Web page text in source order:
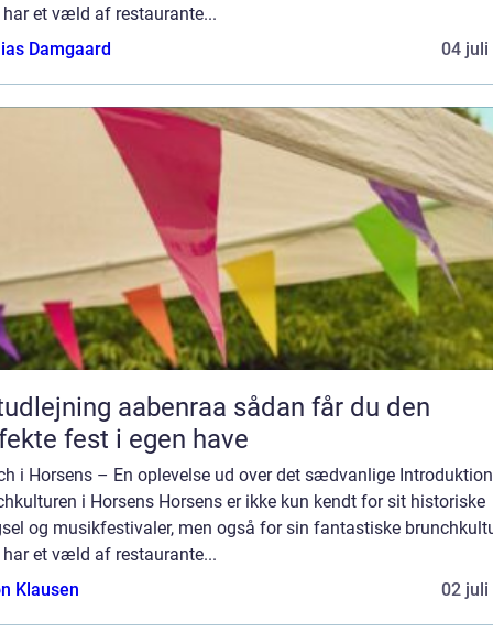
har et væld af restaurante...
Damgaard
04 juli
aabenraa sådan får du den
fest i egen have
i Horsens – En oplevelse ud over det sædvanlige
i Horsens Horsens er ikke kun kendt for sit historiske
og musikfestivaler, men også for sin fantastiske
har et væld af restaurante...
Klausen
02 juli